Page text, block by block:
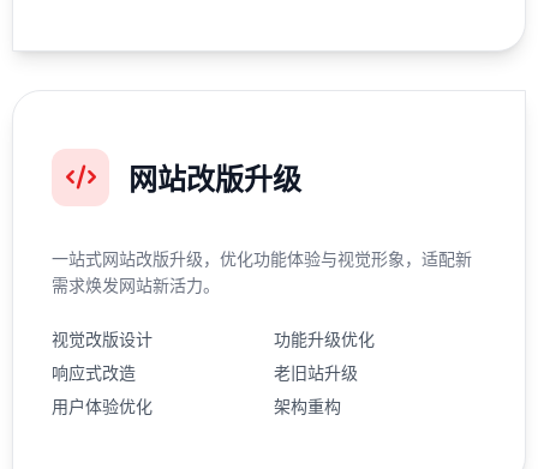
网站改版升级
一站式网站改版升级，优化功能体验与视觉形象，适配新
需求焕发网站新活力。
视觉改版设计
功能升级优化
响应式改造
老旧站升级
用户体验优化
架构重构